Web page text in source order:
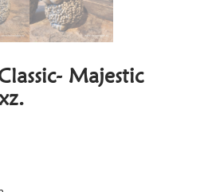
Majestic